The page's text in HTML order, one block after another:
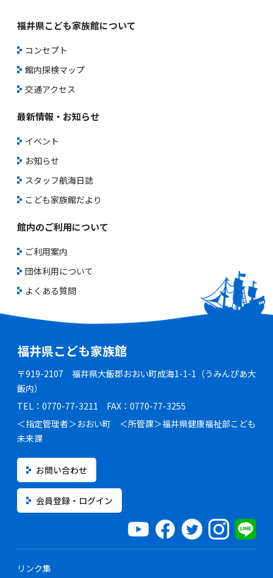
福井県こども家族館について
コンセプト
館内探検マップ
交通アクセス
最新情報・お知らせ
イベント
お知らせ
スタッフ航海日誌
こども家族館だより
館内のご利用について
ご利用案内
団体利用について
よくある質問
福井県こども家族館
〒919-2107 福井県大飯郡おおい町成海1-1-1（うみんぴあ大
飯内）
TEL：0770-77-3211 FAX：0770-77-3255
＜指定管理者＞おおい町 ＜所管課＞福井県健康福祉部こども
未来課
お問い合わせ
会員登録・ログイン
リンク集